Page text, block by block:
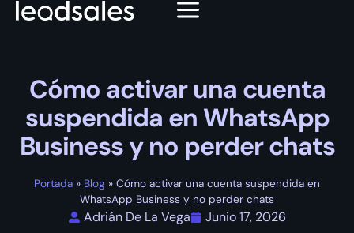
Cómo activar una cuenta
suspendida en WhatsApp
Business y no perder chats
Portada » Blog » Cómo activar una cuenta suspendida en
WhatsApp Business y no perder chats
Adrián De La Vega Junio 17, 2026